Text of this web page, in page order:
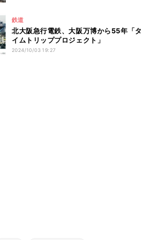
鉄道
北大阪急行電鉄、大阪万博から55年「タ
イムトリッププロジェクト」
2024/10/03 19:27